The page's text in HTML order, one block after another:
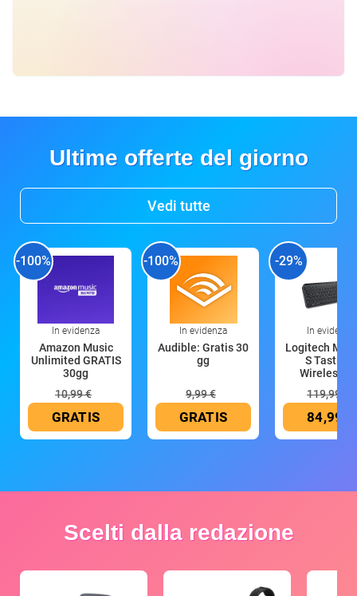
Ultime offerte del giorno
Vedi tutte
-100%
In evidenza
Amazon Music
Unlimited GRATIS
30gg
10,99 €
GRATIS
-100%
In evidenza
Audible: Gratis 30
gg
9,99 €
GRATIS
-29%
In evidenza
Logitech MX
S Tastiera
Wireless
119,99 €
84,99 €
Scelti dalla redazione